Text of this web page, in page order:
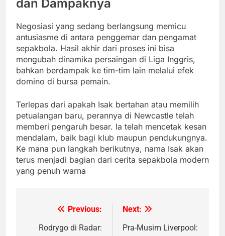
dan Dampaknya
Negosiasi yang sedang berlangsung memicu
antusiasme di antara penggemar dan pengamat
sepakbola. Hasil akhir dari proses ini bisa
mengubah dinamika persaingan di Liga Inggris,
bahkan berdampak ke tim-tim lain melalui efek
domino di bursa pemain.
Terlepas dari apakah Isak bertahan atau memilih
petualangan baru, perannya di Newcastle telah
memberi pengaruh besar. Ia telah mencetak kesan
mendalam, baik bagi klub maupun pendukungnya.
Ke mana pun langkah berikutnya, nama Isak akan
terus menjadi bagian dari cerita sepakbola modern
yang penuh warna
navigation
Previous:
Rodrygo di Radar:
Next:
Pra-Musim Liverpool: